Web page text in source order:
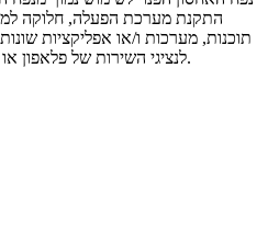
התקנת מערכת הפעלה, חלוקה
תוכנות, מערכות ו/או אפליקציות
לנציגי השירות של פלאפון או לאתר היצרן או ליצרן או ליבואן.